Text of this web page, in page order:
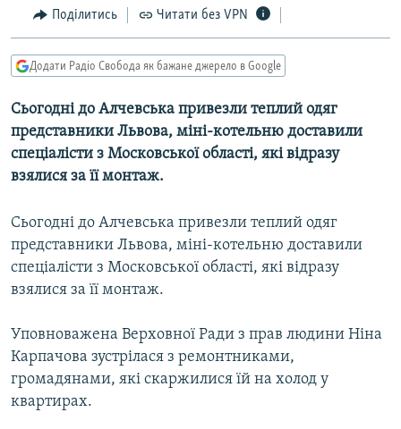
СПОРТ
УКРАЇНА
ТИ ЯК?
СХЕМИ
МУЛЬТИМЕДІА
ФОТО
СПЕЦПРОЄКТИ
ПОДКАСТИ
КРИМ РЕАЛІЇ
РУС
КТАТ
ДОЛУЧАЙСЯ!
Поділитись Читати без VPN
Додати Радіо Свобода як бажане джерело в Google
Сьогодні до Алчевська привезли теплий одяг
представники Львова, міні-котельню доставили
спеціалісти з Московської області, які відразу
взялися за її монтаж.
Сьогодні до Алчевська привезли теплий одяг
представники Львова, міні-котельню доставили
спеціалісти з Московської області, які відразу
взялися за її монтаж.
Уповноважена Верховної Ради з прав людини Ніна
Карпачова зустрілася з ремонтниками,
громадянами, які скаржилися їй на холод у
квартирах.